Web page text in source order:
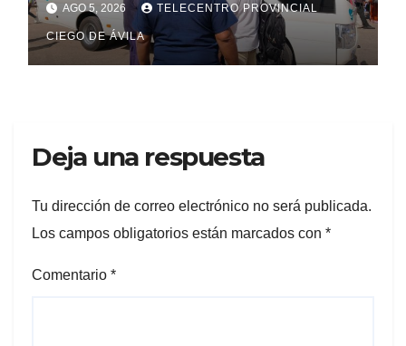
vehículos en Cuba
AGO 5, 2026 TELECENTRO PROVINCIAL
CIEGO DE ÁVILA
Deja una respuesta
Tu dirección de correo electrónico no será publicada.
Los campos obligatorios están marcados con *
Comentario *